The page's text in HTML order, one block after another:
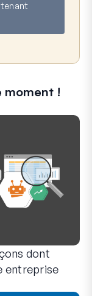
moment !
dont
entreprise